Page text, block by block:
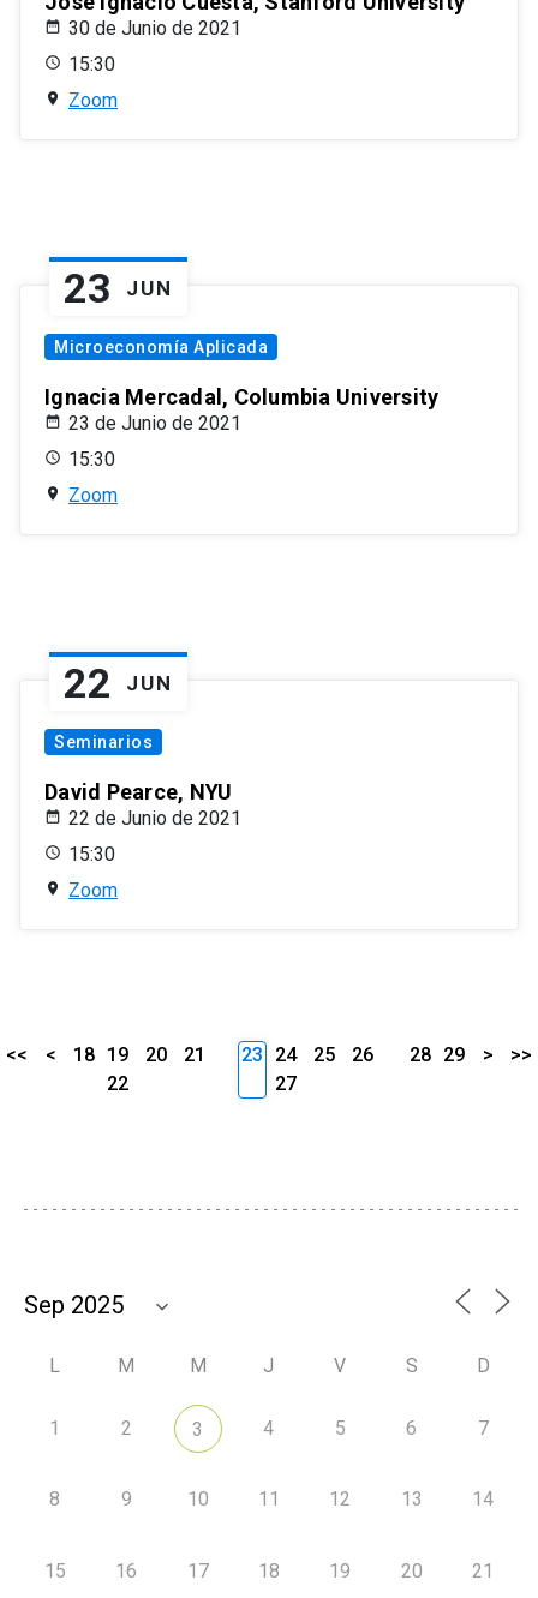
30 de Junio de 2021
15:30
Zoom
23 JUN
Microeconomía Aplicada
Ignacia Mercadal, Columbia University
23 de Junio de 2021
15:30
Zoom
22 JUN
Seminarios
David Pearce, NYU
22 de Junio de 2021
15:30
Zoom
<< < 18 19 20
21
22
23 24 25
26
27
28 29 > >>
L M M J V S D
1 2 3 4 5 6 7
8 9 10 11 12 13 14
15 16 17 18 19 20 21